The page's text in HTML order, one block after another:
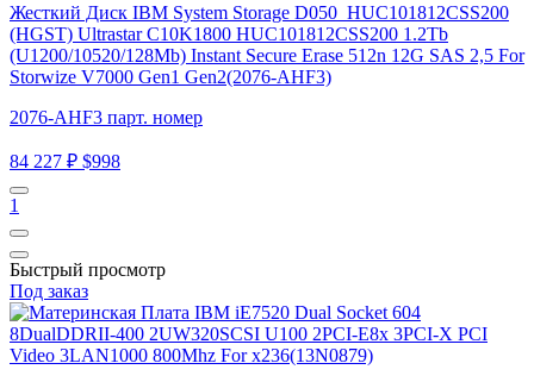
Жесткий Диск IBM System Storage D050_HUC101812CSS200
(HGST) Ultrastar C10K1800 HUC101812CSS200 1.2Tb
(U1200/10520/128Mb) Instant Secure Erase 512n 12G SAS 2,5 For
Storwize V7000 Gen1 Gen2(2076-AHF3)
2076-AHF3 парт. номер
84 227 ₽ $998
1
Быстрый просмотр
Под заказ